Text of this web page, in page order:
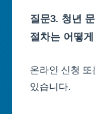
질문3. 청년
절차는 어떻
온라인 신청
있습니다.